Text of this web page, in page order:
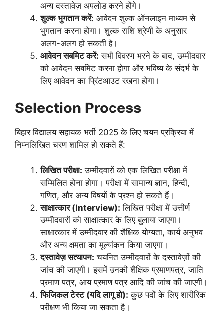
अन्य दस्तावेज़ अपलोड करने होंगे।
शुल्क भुगतान करें: आवेदन शुल्क ऑनलाइन माध्यम से
भुगतान करना होगा। शुल्क राशि श्रेणी के अनुसार
अलग-अलग हो सकती है।
आवेदन सबमिट करें: सभी विवरण भरने के बाद, उम्मीदवार
को आवेदन सबमिट करना होगा और भविष्य के संदर्भ के
लिए आवेदन का प्रिंटआउट रखना होगा।
Selection Process
बिहार विद्यालय सहायक भर्ती 2025 के लिए चयन प्रक्रिया में
निम्नलिखित चरण शामिल हो सकते हैं:
लिखित परीक्षा: उम्मीदवारों को एक लिखित परीक्षा में
सम्मिलित होना होगा। परीक्षा में सामान्य ज्ञान, हिन्दी,
गणित, और अन्य विषयों के प्रश्न हो सकते हैं।
साक्षात्कार (Interview): लिखित परीक्षा में उत्तीर्ण
उम्मीदवारों को साक्षात्कार के लिए बुलाया जाएगा।
साक्षात्कार में उम्मीदवार की शैक्षिक योग्यता, कार्य अनुभव
और अन्य क्षमता का मूल्यांकन किया जाएगा।
दस्तावेज़ सत्यापन: चयनित उम्मीदवारों के दस्तावेज़ों की
जांच की जाएगी। इसमें उनकी शैक्षिक प्रमाणपत्र, जाति
प्रमाण पत्र, आय प्रमाण पत्र आदि की जांच की जाएगी।
फिजिकल टेस्ट (यदि लागू हो): कुछ पदों के लिए शारीरिक
परीक्षण भी किया जा सकता है।